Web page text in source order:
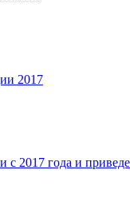
2017
c 2017 года и